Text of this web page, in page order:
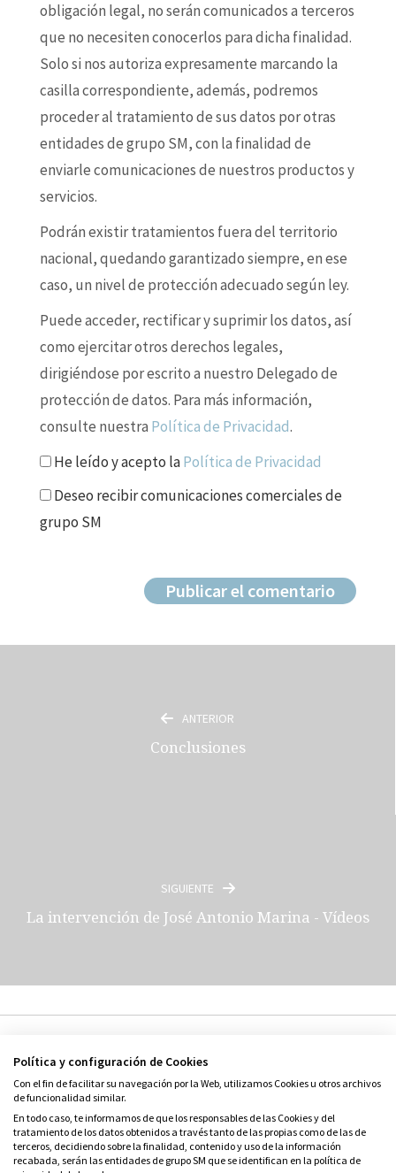
obligación legal, no serán comunicados a terceros
que no necesiten conocerlos para dicha finalidad.
Solo si nos autoriza expresamente marcando la
casilla correspondiente, además, podremos
proceder al tratamiento de sus datos por otras
entidades de grupo SM, con la finalidad de
enviarle comunicaciones de nuestros productos y
servicios.
Podrán existir tratamientos fuera del territorio
nacional, quedando garantizado siempre, en ese
caso, un nivel de protección adecuado según ley.
Puede acceder, rectificar y suprimir los datos, así
como ejercitar otros derechos legales,
dirigiéndose por escrito a nuestro Delegado de
protección de datos. Para más información,
consulte nuestra Política de Privacidad.
He leído y acepto laPolítica de Privacidad
Deseo recibir comunicaciones comerciales de
grupo SM
ANTERIOR
Conclusiones
SIGUIENTE
La intervención de José Antonio Marina - Vídeos
© Grupo SM
Condiciones de uso
Política y configuración de Cookies
Con el fin de facilitar su navegación por la Web, utilizamos Cookies u otros archivos
de funcionalidad similar.
En todo caso, te informamos de que los responsables de las Cookies y del
tratamiento de los datos obtenidos a través tanto de las propias como de las de
terceros, decidiendo sobre la finalidad, contenido y uso de la información
recabada, serán las entidades de grupo SM que se identifican en la política de